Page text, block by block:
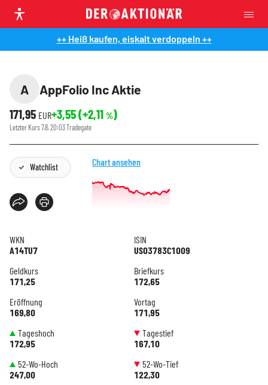
++ Heiß kaufen, eiskalt verdoppeln ++
A
AppFolio Inc Aktie
171,95 EUR+3,55(+2,11 %)
Letzter Kurs7.8. 20:03Tradegate
Watchlist Chart ansehen
WKN
A14TU7
ISIN
US03783C1009
Geldkurs
171,25
Briefkurs
172,65
Eröffnung
169,80
Vortag
171,95
Tageshoch
172,95
Tagestief
167,10
52-Wo-Hoch
247,00
52-Wo-Tief
122,30